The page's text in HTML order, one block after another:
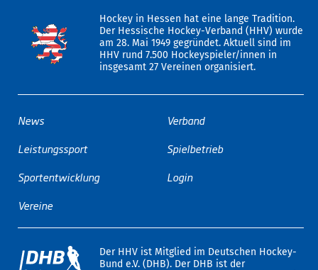
Hockey in Hessen hat eine lange Tradition.
Der Hessische Hockey-Verband (HHV) wurde
am 28. Mai 1949 gegründet. Aktuell sind im
HHV rund 7.500 Hockeyspieler/innen in
insgesamt 27 Vereinen organisiert.
News
Leistungssport
Sportentwicklung
Vereine
Verband
Spielbetrieb
Login
Der HHV ist Mitglied im Deutschen Hockey-
Bund e.V. (DHB). Der DHB ist der